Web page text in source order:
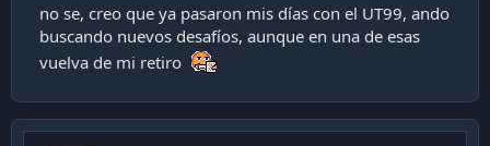
no se, creo que ya pasaron mis días con el UT99, ando
buscando nuevos desafíos, aunque en una de esas
vuelva de mi retiro